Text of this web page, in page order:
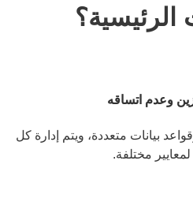
الرئيسية؟
وعدم اتساقه
بيانات متعددة، ويتم إدارة كل
مختلفة.